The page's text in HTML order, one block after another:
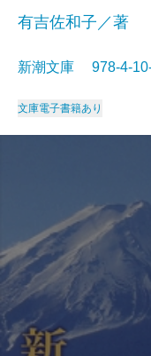
有吉佐和子／著
新潮文庫 978-4-
文庫電子書籍あり